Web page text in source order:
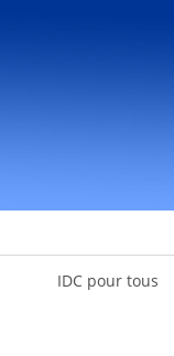
IDC pour tous